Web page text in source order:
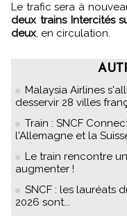
Le trafic sera à
deux trains Intercités
deux, en circulation.
Malaysia Airlines
desservir 28 villes
Train : SNCF
l'Allemagne et la
Le train rencontre
augmenter !
SNCF : les lauréats
2026 sont...